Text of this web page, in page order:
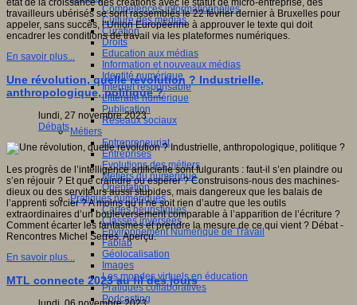
Compétences informationnelles
Culture des médias
Curation
Droits
Education aux médias
Information et nouveaux médias
Identité numérique
Internet responsable
Littératie numérique
Publication
Réseaux sociaux
Métiers
Entrepreneuriat
Entreprises
Evolutions des métiers
Métiers du numérique
Orientation
Pratiques numériques
Cartes heuristiques
Classes inversées
Environnement Numérique de Travail
Fablab
Géolocalisation
Images
Les mondes virtuels en éducation
Pratiques collaboratives
Podcasting
état de la croissance des créations avec le statut de micro-entreprise, des
travailleurs ubérisés se sont rassemblés le 22 février dernier à Bruxelles pour
appeler, sans succès, l’Union Européenne à approuver le texte qui doit
encadrer les conditions de travail via les plateformes numériques.
En savoir plus...
Une révolution, quelle révolution ? Industrielle,
anthropologique, politique ?
lundi, 27 novembre 2023
Débats
Les progrès de l’intelligence artificielle sont fulgurants : faut-il s’en plaindre ou
s’en réjouir ? Et que craindre ou espérer ? Construisons-nous des machines-
dieux ou des serviteurs aussi stupides, mais dangereux que les balais de
l’apprenti sorcier ? A moins qu’il ne soit rien d’autre que les outils
extraordinaires d’un bouleversement comparable à l’apparition de l’écriture ?
Comment écarter les fantasmes et prendre la mesure de ce qui vient ? Débat -
Rencontres Michel Serres. Aperçu.
En savoir plus...
MTL connecte 2023 au fil des jours